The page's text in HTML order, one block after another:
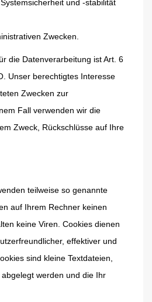
und -stabilität
Zwecken.
die Datenverarbeitung ist Art. 6
Unser berechtigtes Interesse
Zwecken zur
Fall verwenden wir die
Zweck, Rückschlüsse auf Ihre
teilweise so genannte
auf Ihrem Rechner keinen
keine Viren. Cookies dienen
effektiver und
sind kleine Textdateien,
werden und die Ihr